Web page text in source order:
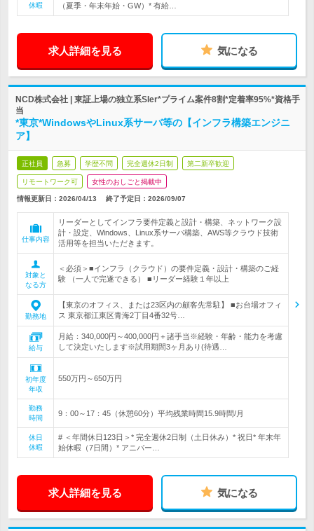
休暇
（夏季・年末年始・GW）* 有給…
求人詳細を見る 気になる
NCD株式会社 | 東証上場の独立系SIer*プライム案件8割*定着率95%*資格手
当
*東京*WindowsやLinux系サーバ等の【インフラ構築エンジニ
ア】
正社員 急募 学歴不問 完全週休2日制 第二新卒歓迎
リモートワーク可 女性のおしごと掲載中
情報更新日：2026/04/13 終了予定日： 2026/09/07
仕事内容
リーダーとしてインフラ要件定義と設計・構築、ネットワーク設
計・設定、Windows、Linux系サーバ構築、AWS等クラウド技術
活用等を担当いただきます。
対象と
なる方
＜必須＞■インフラ（クラウド）の要件定義・設計・構築のご経
験 （一人で完遂できる） ■リーダー経験１年以上
勤務地
【東京のオフィス、または23区内の顧客先常駐】 ■お台場オフィ
ス 東京都江東区青海2丁目4番32号…
給与
月給：340,000円～400,000円＋諸手当※経験・年齢・能力を考慮
して決定いたします※試用期間3ヶ月あり(待遇…
初年度
年収
550万円～650万円
勤務
時間
9：00～17：45（休憩60分）平均残業時間15.9時間/月
休日
休暇
# ＜年間休日123日＞* 完全週休2日制（土日休み）* 祝日* 年末年
始休暇（7日間）* アニバー…
求人詳細を見る 気になる